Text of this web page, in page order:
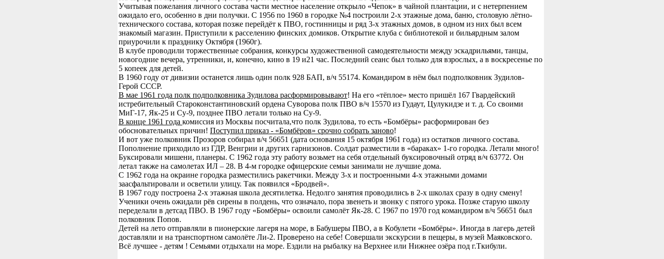
Учитывая пожелания личного состава части местное население открыло «Чепок» в чайной плантации, и с нетерпением
ожидало его, особенно в дни получки. С 1956 по 1960 в городке №4 построили 2-х этажные дома, баню, столовую лётно-
технического состава, которая позже перейдёт к ПВО, гостинницы и ряд 3-х этажных домов, в одном из них был всем
знакомый магазин. Приступили к расселению финских домиков. Открытие клуба с библиотекой и бильярдным залом
приурочили к празднику Октября (1960г).
В клубе проводили торжественные собрания, конкурсы художественной самодеятельности между эскадрильями, танцы,
новогодние вечера, утренники, и, конечно, кино в 19 и21 час. Последний сеанс был только для взрослых, а в воскресенье по
5 копеек для детей.
В 1960 году от дивизии останется лишь один полк 928 БАП, в/ч 55174. Командиром в нём был подполковник Зудилов-
Герой СССР.
В мае 1961 года полк подполковника Зудилова расформировывают! На его «тёплое» место пришёл 167 Гвардейский
истребительный Староконстантиновский ордена Суворова полк ПВО в/ч 15570 из Гудаут, Цулукидзе и т. д. Со своими
МиГ-17, Як-25 и Су-9, позднее ПВО летали только на Су-9.
В конце 1961 года комиссия из Москвы посчитала,что полк Зудилова, то есть «Бомбёры» расформирован без
обосновательных причин! Поступил приказ - «Бомбёров» срочно собрать заново!
И вот уже полковник Прозоров собирал в/ч 56651 (дата основания 15 октября 1961 года) из остатков личного состава.
Пополнение приходило из ГДР, Венгрии и других гарнизонов. Солдат разместили в «бараках» 1-го городка. Летали много!
Буксировали мишени, планеры. С 1962 года эту работу возьмет на себя отдельный буксировочный отряд в/ч 63772. Он
летал также на самолетах ИЛ – 28. В 4-м городке офицерские семьи занимали не лучшие дома.
С 1962 года на окраине городка разместились ракетчики. Между 3-х и построенными 4-х этажными домами
заасфальтировали и осветили улицу. Так появился «Бродвей».
В 1967 году построена 2-х этажная школа десятилетка. Недолго занятия проводились в 2-х школах сразу в одну смену!
Ученики очень ожидали рёв сирены в полдень, что означало, пора звенеть и звонку с пятого урока. Позже старую школу
переделали в детсад ПВО. В 1967 году «Бомбёры» освоили самолёт Як-28. С 1967 по 1970 год командиром в/ч 56651 был
полковник Попов.
Детей на лето отправляли в пионерские лагеря на море, в Бабушеры ПВО, а в Кобулети «Бомбёры». Иногда в лагерь детей
доставляли и на транспортном самолёте Ли-2. Проверено на себе! Совершали экскурсии в пещеры, в музей Маяковского.
Всё лучшее - детям ! Семьями отдыхали на море. Ездили на рыбалку на Верхнее или Нижнее озёра под г.Ткибули.